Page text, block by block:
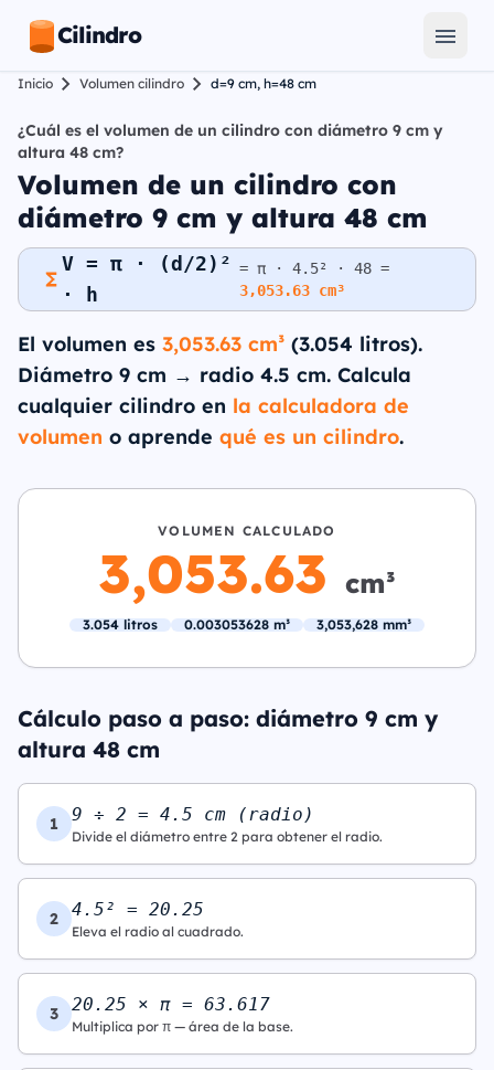
Cilindro
Inicio Volumen cilindro d=9 cm, h=48 cm
¿Cuál es el volumen de un cilindro con diámetro 9 cm y
altura 48 cm?
Volumen de un cilindro con
diámetro 9 cm y altura 48 cm
V = π · (d/2)²
· h
= π · 4.5² · 48 =
3,053.63 cm³
El volumen es 3,053.63 cm³ (3.054 litros).
Diámetro 9 cm → radio 4.5 cm. Calcula
cualquier cilindro en la calculadora de
volumen o aprende qué es un cilindro.
VOLUMEN CALCULADO
3,053.63 cm³
3.054 litros 0.003053628 m³ 3,053,628 mm³
Cálculo paso a paso: diámetro 9 cm y
altura 48 cm
1 9 ÷ 2 = 4.5 cm (radio)
Divide el diámetro entre 2 para obtener el radio.
2 4.5² = 20.25
Eleva el radio al cuadrado.
3 20.25 × π = 63.617
Multiplica por π — área de la base.